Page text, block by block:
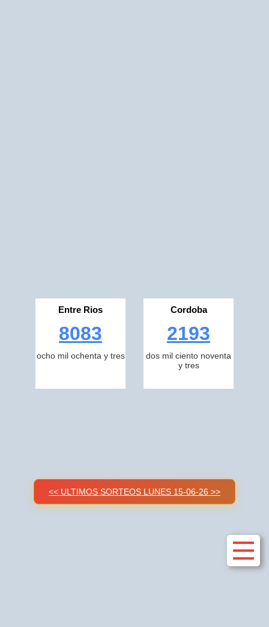
Entre Rios
8083
ocho mil ochenta y tres
Cordoba
2193
dos mil ciento noventa
y tres
<< ULTIMOS SORTEOS LUNES 15-06-26 >>